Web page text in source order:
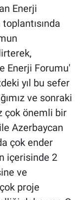
Enerji
Enerji Forumu'
yıl bu sefer
ve sonraki
çok önemli bir
Azerbaycan
çok ender
içerisinde 2
ve
proje